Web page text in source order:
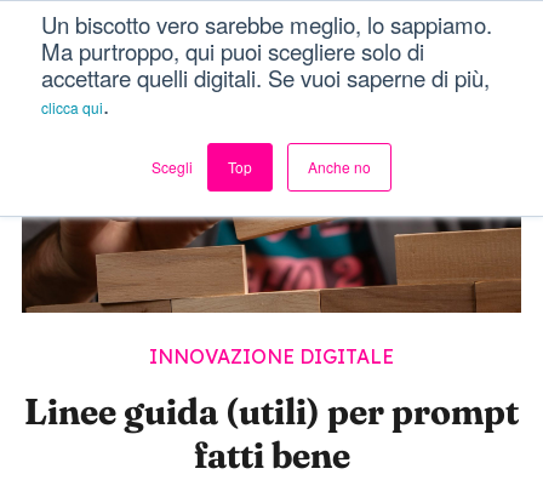
Un biscotto vero sarebbe meglio, lo sappiamo.
Ma purtroppo, qui puoi scegliere solo di
accettare quelli digitali. Se vuoi saperne di più,
clicca qui.
Scegli Top Anche no
Dici Davvero?! Menu
INNOVAZIONE DIGITALE
Linee guida (utili) per prompt
fatti bene